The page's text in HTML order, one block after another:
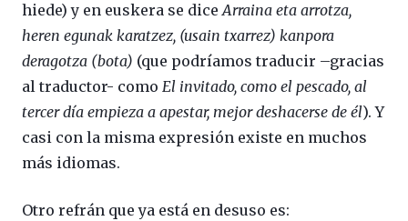
hiede) y en euskera se diceArraina eta arrotza,
heren egunak karatzez, (usain txarrez) kanpora
deragotza (bota) (que podríamos traducir –gracias
al traductor- como El invitado, como el pescado, al
tercer día empieza a apestar, mejor deshacerse de él). Y
casi con la misma expresión existe en muchos
más idiomas.
Otro refrán que ya está en desuso es: